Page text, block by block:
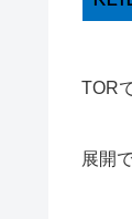
TOR
展開